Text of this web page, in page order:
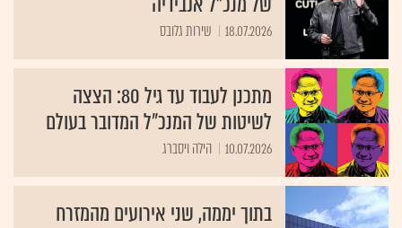
18.07.2026 שירות גלובס
מתכנן לעבוד עד גיל 80: הצצה
לשיטות של המנכ״ל המדובר בעולם
10.07.2026 הילה ויסברג
בתוך יממה, שני אירועים מהמזרח